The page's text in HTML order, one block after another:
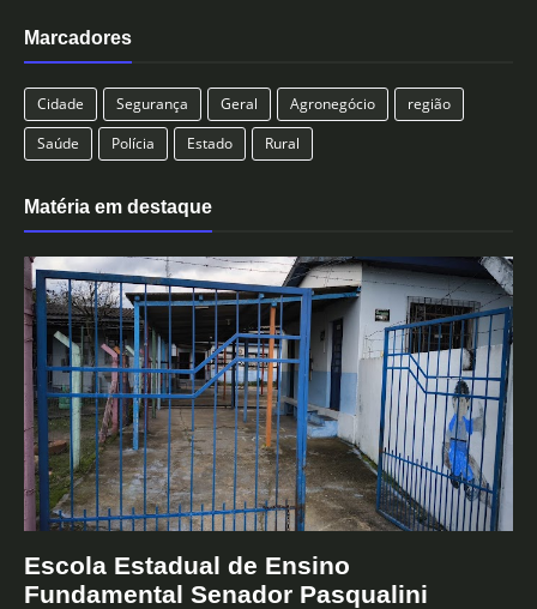
Marcadores
Cidade Segurança Geral Agronegócio
região
Saúde
Polícia Estado Rural
Matéria em destaque
Escola Estadual de Ensino
Fundamental Senador Pasqualini